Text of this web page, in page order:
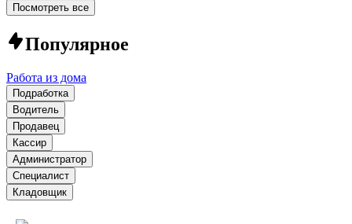
Посмотреть все
Популярное
Работа из дома
Подработка
Водитель
Продавец
Кассир
Администратор
Специалист
Кладовщик